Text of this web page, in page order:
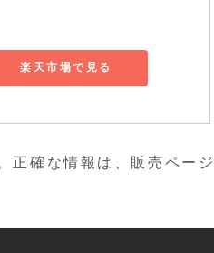
楽天市場で見る
正確な情報は、販売ペー